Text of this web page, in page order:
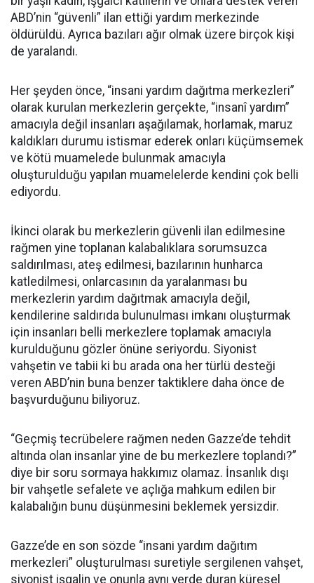
ABD’nin “güvenli” ilan ettiği yardım merkezinde
öldürüldü. Ayrıca bazıları ağır olmak üzere birçok kişi
de yaralandı.
Her şeyden önce, “insani yardım dağıtma merkezleri”
olarak kurulan merkezlerin gerçekte, “insanî yardım”
amacıyla değil insanları aşağılamak, horlamak, maruz
kaldıkları durumu istismar ederek onları küçümsemek
ve kötü muamelede bulunmak amacıyla
oluşturulduğu yapılan muamelelerde kendini çok belli
ediyordu.
İkinci olarak bu merkezlerin güvenli ilan edilmesine
rağmen yine toplanan kalabalıklara sorumsuzca
saldırılması, ateş edilmesi, bazılarının hunharca
katledilmesi, onlarcasının da yaralanması bu
merkezlerin yardım dağıtmak amacıyla değil,
kendilerine saldırıda bulunulması imkanı oluşturmak
için insanları belli merkezlere toplamak amacıyla
kurulduğunu gözler önüne seriyordu. Siyonist
vahşetin ve tabii ki bu arada ona her türlü desteği
veren ABD’nin buna benzer taktiklere daha önce de
başvurduğunu biliyoruz.
“Geçmiş tecrübelere rağmen neden Gazze’de tehdit
altında olan insanlar yine de bu merkezlere toplandı?”
diye bir soru sormaya hakkımız olamaz. İnsanlık dışı
bir vahşetle sefalete ve açlığa mahkum edilen bir
kalabalığın bunu düşünmesini beklemek yersizdir.
Gazze’de en son sözde “insani yardım dağıtım
merkezleri” oluşturulması suretiyle sergilenen vahşet,
siyonist işgalin ve onunla aynı yerde duran küresel